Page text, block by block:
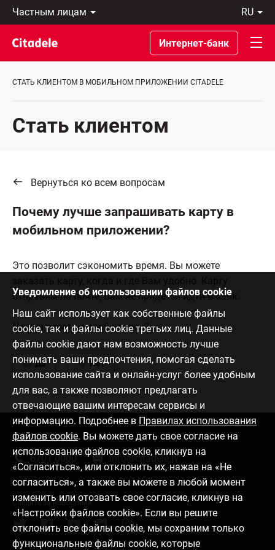
Частным
лицам
Предприятиям
Private
Banking
банке
ru
Latviski
По-
русски
In
Интернет-банк
СТАТЬ КЛИЕНТОМ В МОБИЛЬНОМ ПРИЛОЖЕНИИ CITADELE
Стать клиентом
Вернуться ко всем вопросам
Почему лучше запрашивать карту в
мобильном приложении?
Это позволит сэкономить время. Вы можете
отправим по почте, Вам не придется идти в банк.
Нашли ответ на свой вопрос?
Да Нет
Уведомление об использовании файлов cookie
Наш сайт использует как собственные файлы
cookie, так и файлы cookie третьих лиц. Данные
файлы cookie дают нам возможность лучше
понимать ваши предпочтения, помогая сделать
использование сайта и онлайн-услуг более удобным
для вас, а также позволяют предлагать
отвечающие вашим интересам сервисы и
информацию. Подробнее в Правилах использования
файлов cookie. Вы можете дать свое согласие на
использование файлов cookie, кликнув на
«Согласиться», или отклонить их, нажав на «Не
согласиться», а также вы можете в любой момент
изменить или отозвать свое согласие, кликнув на
«Настройки файлов cookie». Если вы решите
отклонить все файлы cookie, мы сохраним только
функциональные файлы cookie, которые
Связаться с нами
6701 0000 info@citadele.lv
Следите за новостями